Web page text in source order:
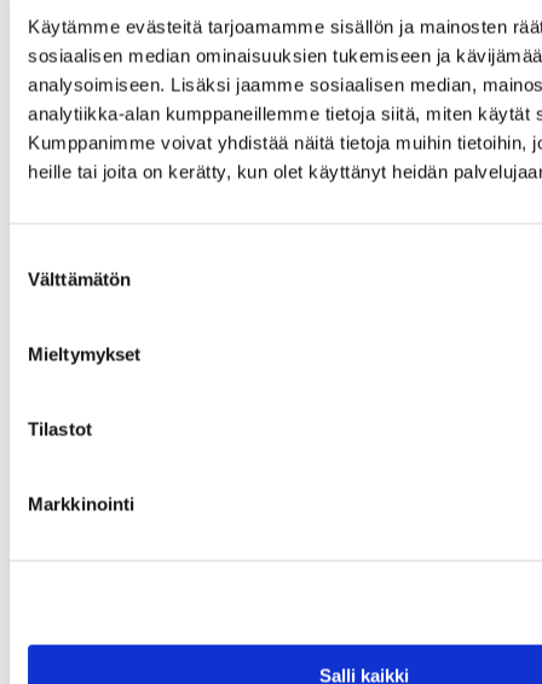
Käytämme evästeitä tarjoamamme sisällön ja mainosten
sosiaalisen median ominaisuuksien tukemiseen ja
analysoimiseen. Lisäksi jaamme sosiaalisen median,
analytiikka-alan kumppaneillemme tietoja siitä, miten käytät
Kumppanimme voivat yhdistää näitä tietoja muihin tietoihin,
heille tai joita on kerätty, kun olet käyttänyt heidän
valinta
Välttämätön
Mieltymykset
Tilastot
Markkinointi
Salli kaikki